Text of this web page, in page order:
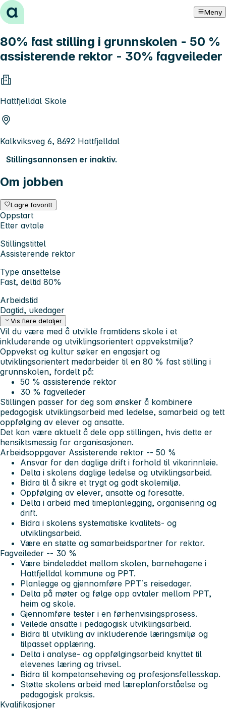
Hopp til innhold Meny
80% fast stilling i grunnskolen - 50 %
assisterende rektor - 30% fagveileder
Hattfjelldal Skole
Kalkviksveg 6, 8692 Hattfjelldal
Stillingsannonsen er inaktiv.
Om jobben
Lagre favoritt
Oppstart
Etter avtale
Stillingstittel
Assisterende rektor
Type ansettelse
Fast, deltid 80%
Arbeidstid
Dagtid, ukedager
Vis flere detaljer
Vil du være med å utvikle framtidens skole i et
inkluderende og utviklingsorientert oppvekstmiljø?
Oppvekst og kultur søker en engasjert og
utviklingsorientert medarbeider til en 80 % fast stilling i
grunnskolen, fordelt på:
50 % assisterende rektor
30 % fagveileder
Stillingen passer for deg som ønsker å kombinere
pedagogisk utviklingsarbeid med ledelse, samarbeid og tett
oppfølging av elever og ansatte.
Det kan være aktuelt å dele opp stillingen, hvis dette er
hensiktsmessig for organisasjonen.
Arbeidsoppgaver Assisterende rektor -- 50 %
Ansvar for den daglige drift i forhold til vikarinnleie.
Delta i skolens daglige ledelse og utviklingsarbeid.
Bidra til å sikre et trygt og godt skolemiljø.
Oppfølging av elever, ansatte og foresatte.
Delta i arbeid med timeplanlegging, organisering og
drift.
Bidra i skolens systematiske kvalitets- og
utviklingsarbeid.
Være en støtte og samarbeidspartner for rektor.
Fagveileder -- 30 %
Være bindeleddet mellom skolen, barnehagene i
Hattfjelldal kommune og PPT.
Planlegge og gjennomføre PPT`s reisedager.
Delta på møter og følge opp avtaler mellom PPT,
heim og skole.
Gjennomføre tester i en førhenvisingsprosess.
Veilede ansatte i pedagogisk utviklingsarbeid.
Bidra til utvikling av inkluderende læringsmiljø og
tilpasset opplæring.
Delta i analyse- og oppfølgingsarbeid knyttet til
elevenes læring og trivsel.
Bidra til kompetanseheving og profesjonsfellesskap.
Støtte skolens arbeid med læreplanforståelse og
pedagogisk praksis.
Kvalifikasjoner